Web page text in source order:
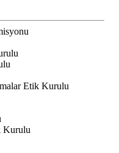
Etik Kurulu
Kurulu